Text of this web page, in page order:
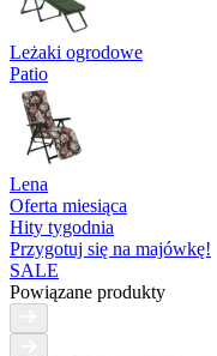
Leżaki ogrodowe
Patio
Lena
Oferta miesiąca
Hity tygodnia
Przygotuj się na majówkę!
SALE
Powiązane produkty